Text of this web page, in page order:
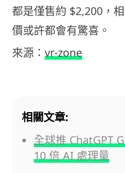
都是僅售約 $2,200，
價或許都會有驚喜。
來源： vr-zone
相關文章:
全球推 ChatGPT
10 倍 AI 處理量